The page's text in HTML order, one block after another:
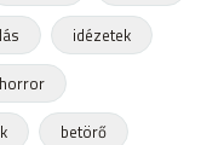
idézetek
horror
betörő